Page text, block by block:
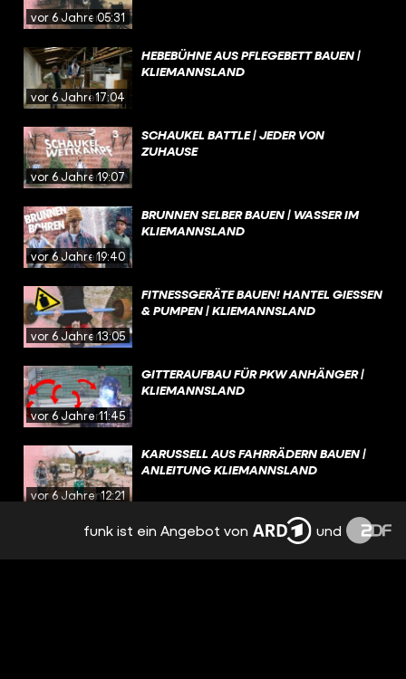
vor 6 Jahren05:31
vor 6 Jahren17:04
HEBEBÜHNE AUS PFLEGEBETT BAUEN |
KLIEMANNSLAND
vor 6 Jahren19:07
SCHAUKEL BATTLE | JEDER VON
ZUHAUSE
vor 6 Jahren19:40
BRUNNEN SELBER BAUEN | WASSER IM
KLIEMANNSLAND
vor 6 Jahren13:05
FITNESSGERÄTE BAUEN! HANTEL GIESSEN &
PUMPEN | KLIEMANNSLAND
vor 6 Jahren11:45
GITTERAUFBAU FÜR PKW ANHÄNGER |
KLIEMANNSLAND
vor 6 Jahren12:21
KARUSSELL AUS FAHRRÄDERN BAUEN |
ANLEITUNG KLIEMANNSLAND
TÖPFERSCHEIBE SELBER BAUEN
funk ist ein Angebot von und